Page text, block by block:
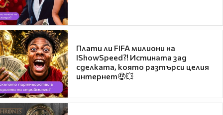
Плати ли FIFA милиони на
IShowSpeed?! Истината зад
сделката, която разтърси целия
интернет🤑💥